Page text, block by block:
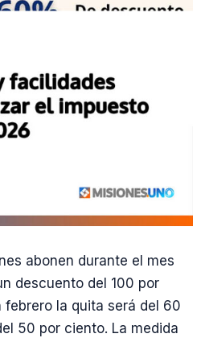
abonen durante el mes
descuento del 100 por
la quita será del 60
50 por ciento. La medida